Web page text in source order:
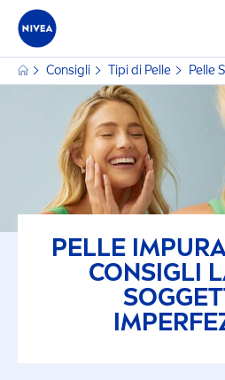
Consigli Tipi di Pelle Pelle
PELLE
CONSIGLI